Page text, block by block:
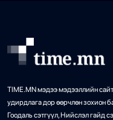
Өөртөө Засах Орон
TIME.MN мэдээ мэдээллийн
удирдлага дор өөрчлөн зохион
Гоодаль сэтгүүл, Нийслэл гайд